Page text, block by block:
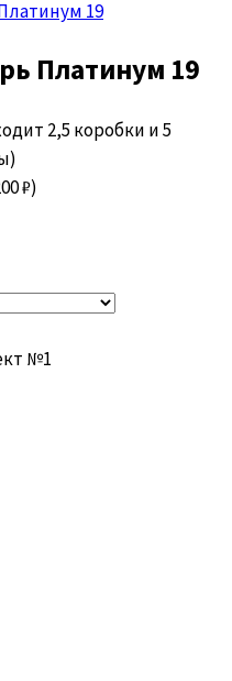
Платинум 19
2,5 коробки и 5
₽)
№1